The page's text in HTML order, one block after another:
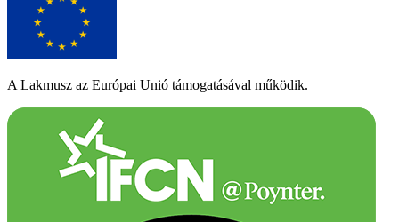
A Lakmusz az Európai Unió támogatásával működik.